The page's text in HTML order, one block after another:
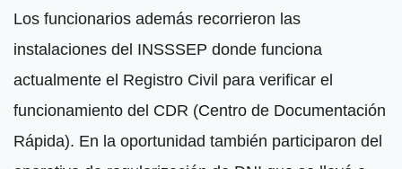
Los funcionarios además recorrieron las
instalaciones del INSSSEP donde funciona
actualmente el Registro Civil para verificar el
funcionamiento del CDR (Centro de Documentación
Rápida). En la oportunidad también participaron del